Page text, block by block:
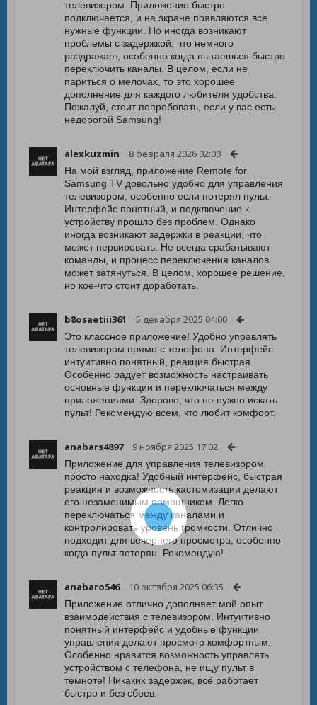
телевизором. Приложение быстро
подключается, и на экране появляются все
нужные функции. Но иногда возникают
проблемы с задержкой, что немного
раздражает, особенно когда пытаешься быстро
переключить каналы. В целом, если не
париться о мелочах, то это хорошее
дополнение для каждого любителя удобства.
Пожалуй, стоит попробовать, если у вас есть
недорогой Samsung!
alexkuzmin 8 февраля 2026 02:00
На мой взгляд, приложение Remote for
Samsung TV довольно удобно для управления
телевизором, особенно если потерял пульт.
Интерфейс понятный, и подключение к
устройству прошло без проблем. Однако
иногда возникают задержки в реакции, что
может нервировать. Не всегда срабатывают
команды, и процесс переключения каналов
может затянуться. В целом, хорошее решение,
но кое-что стоит доработать.
b8osaetiii361 5 декабря 2025 04:00
Это классное приложение! Удобно управлять
телевизором прямо с телефона. Интерфейс
интуитивно понятный, реакция быстрая.
Особенно радует возможность настраивать
основные функции и переключаться между
приложениями. Здорово, что не нужно искать
пульт! Рекомендую всем, кто любит комфорт.
anabars4897 9 ноября 2025 17:02
Приложение для управления телевизором
просто находка! Удобный интерфейс, быстрая
реакция и возможность кастомизации делают
его незаменимым помощником. Легко
переключаться между каналами и
контролировать уровень громкости. Отлично
подходит для вечернего просмотра, особенно
когда пульт потерян. Рекомендую!
anabaro546 10 октября 2025 06:35
Приложение отлично дополняет мой опыт
взаимодействия с телевизором. Интуитивно
понятный интерфейс и удобные функции
управления делают просмотр комфортным.
Особенно нравится возможность управлять
устройством с телефона, не ищу пульт в
темноте! Никаких задержек, всё работает
быстро и без сбоев.